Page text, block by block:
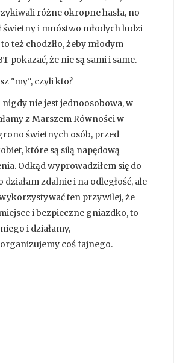
różne okropne hasła, no
świetny i mnóstwo młodych ludzi
też chodziło, żeby młodym
pokazać, że nie są sami i same.
"my", czyli kto?
nigdy nie jest jednoosobowa, w
z Marszem Równości w
świetnych osób, przed
które są silą napędową
Odkąd wyprowadziłem się do
działam zdalnie i na odległość, ale
ten przywilej, że
i bezpieczne gniazdko, to
i działamy,
coś fajnego.